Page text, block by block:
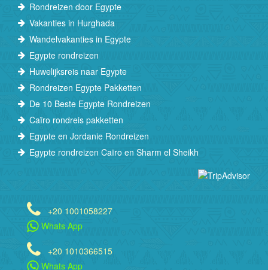
Rondreizen door Egypte
Vakanties in Hurghada
Wandelvakanties in Egypte
Egypte rondreizen
Huwelijksreis naar Egypte
Rondreizen Egypte Pakketten
De 10 Beste Egypte Rondreizen
Caïro rondreis pakketten
Egypte en Jordanie Rondreizen
Egypte rondreizen Caïro en Sharm el Sheikh
+20 1001058227
Whats App
+20 1010366515
Whats App